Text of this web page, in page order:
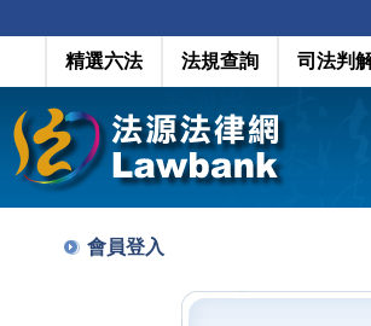
精選六法 法規查詢 司法判
會員登入